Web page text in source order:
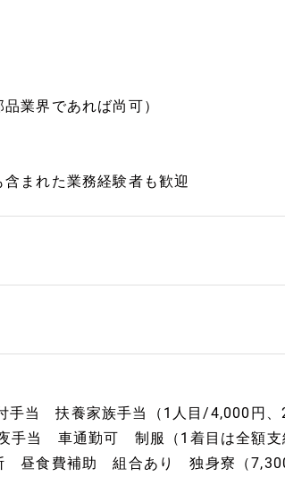
業界であれば尚可）
まれた業務経験者も歓迎
当 扶養家族手当（1人目/4,000円、
当 車通勤可 制服（1着目は全額支
昼食費補助 組合あり 独身寮（